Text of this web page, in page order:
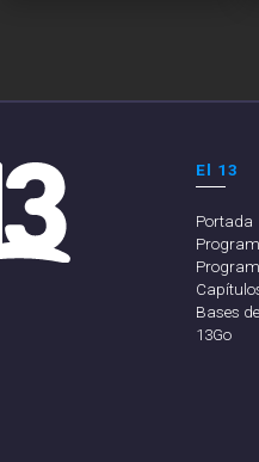
El 13
Portada
Bases
13Go